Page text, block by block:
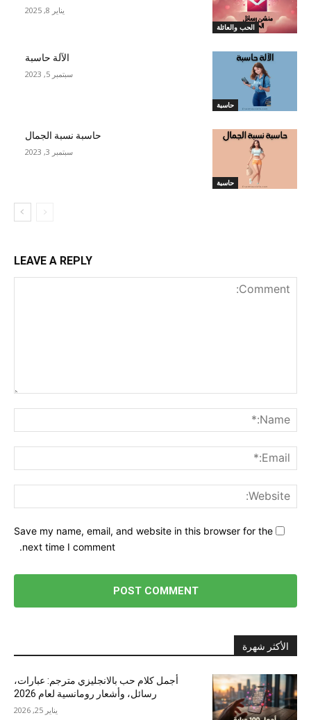
الحب والعائلة
يناير 8, 2025
حاسبة
الآلة حاسبة
سبتمبر 5, 2023
حاسبة
حاسبة نسبة الجمال
سبتمبر 3, 2023
LEAVE A REPLY
Save my name, email, and website in this browser for the
next time I comment.
الأكثر شهرة
أجمل كلام حب بالانجليزي مترجم: عبارات،
رسائل، وأشعار رومانسية لعام 2026
يناير 25, 2026